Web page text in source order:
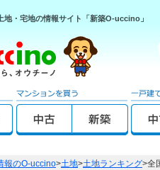
地・宅地の情報サイト「新築O-uccino」
報のO-uccino>土地>土地ランキング>全